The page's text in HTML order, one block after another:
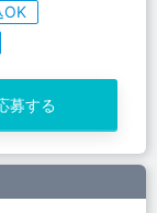
OK
募する